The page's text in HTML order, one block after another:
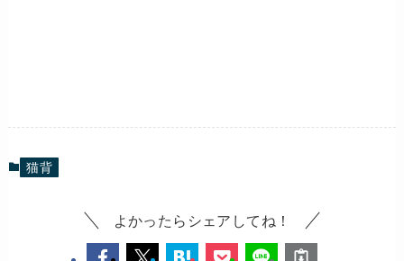
猫背
よかったらシェアしてね！